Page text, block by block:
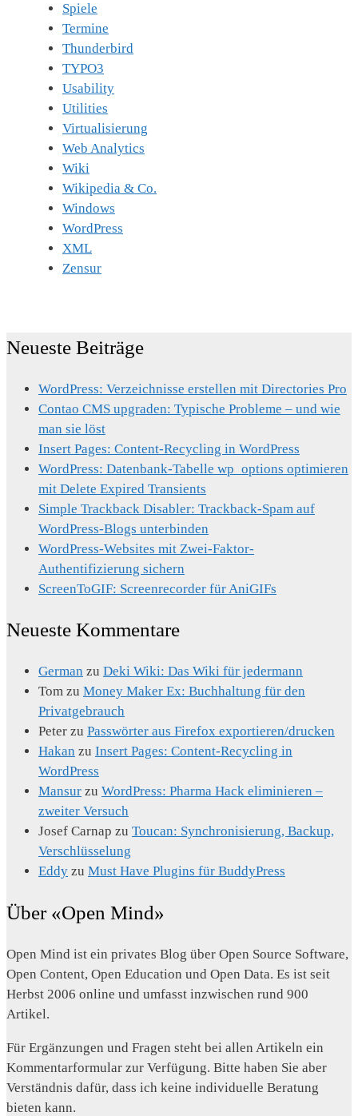
Spiele
Termine
Thunderbird
TYPO3
Usability
Utilities
Virtualisierung
Web Analytics
Wiki
Wikipedia & Co.
Windows
WordPress
XML
Zensur
Neueste Beiträge
WordPress: Verzeichnisse erstellen mit Directories Pro
Contao CMS upgraden: Typische Probleme – und wie
man sie löst
Insert Pages: Content-Recycling in WordPress
WordPress: Datenbank-Tabelle wp_options optimieren
mit Delete Expired Transients
Simple Trackback Disabler: Trackback-Spam auf
WordPress-Blogs unterbinden
WordPress-Websites mit Zwei-Faktor-
Authentifizierung sichern
ScreenToGIF: Screenrecorder für AniGIFs
Neueste Kommentare
German zu Deki Wiki: Das Wiki für jedermann
Tom zu Money Maker Ex: Buchhaltung für den
Privatgebrauch
Peter zu Passwörter aus Firefox exportieren/drucken
Hakan zu Insert Pages: Content-Recycling in
WordPress
Mansur zu WordPress: Pharma Hack eliminieren –
zweiter Versuch
Josef Carnap zu Toucan: Synchronisierung, Backup,
Verschlüsselung
Eddy zu Must Have Plugins für BuddyPress
Über «Open Mind»
Open Mind ist ein privates Blog über Open Source Software,
Open Content, Open Education und Open Data. Es ist seit
Herbst 2006 online und umfasst inzwischen rund 900
Artikel.
Für Ergänzungen und Fragen steht bei allen Artikeln ein
Kommentarformular zur Verfügung. Bitte haben Sie aber
Verständnis dafür, dass ich keine individuelle Beratung
bieten kann.